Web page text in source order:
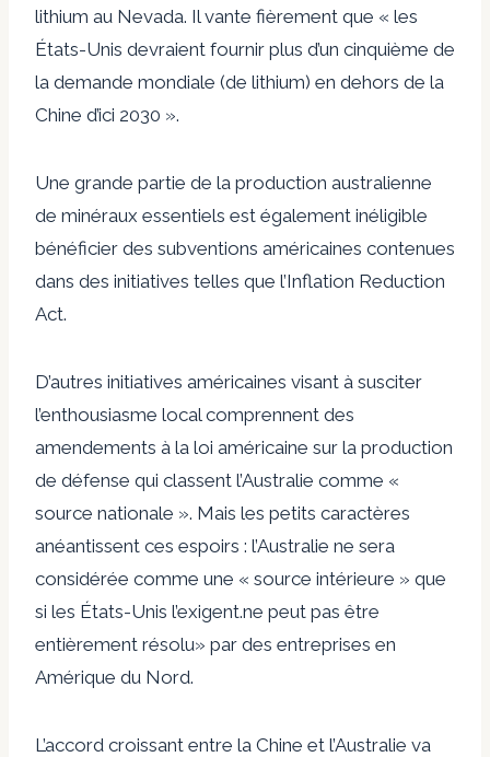
lithium au Nevada. Il vante fièrement que « les
États-Unis devraient fournir plus d’un cinquième de
la demande mondiale (de lithium) en dehors de la
Chine d’ici 2030 ».
Une grande partie de la production australienne
de minéraux essentiels est également inéligible
bénéficier des subventions américaines contenues
dans des initiatives telles que l’Inflation Reduction
Act.
D’autres initiatives américaines visant à susciter
l’enthousiasme local comprennent des
amendements à la loi américaine sur la production
de défense qui classent l’Australie comme «
source nationale ». Mais les petits caractères
anéantissent ces espoirs : l’Australie ne sera
considérée comme une « source intérieure » que
si les États-Unis l’exigent.ne peut pas être
entièrement résolu» par des entreprises en
Amérique du Nord.
L’accord croissant entre la Chine et l’Australie va